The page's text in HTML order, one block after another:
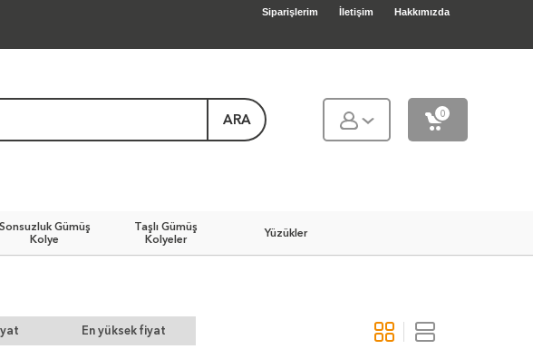
Siparişlerim İletişim Hakkımızda
ARA 0
Sonsuzluk Gümüş
Kolye
Taşlı Gümüş
Kolyeler
Yüzükler
En yüksek fiyat